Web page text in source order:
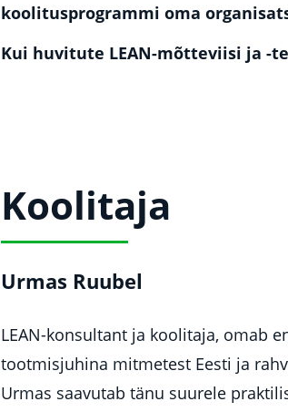
koolitusprogrammi oma
Kui huvitute LEAN-mõtteviisi ja -
Koolitaja
Urmas Ruubel
LEAN-konsultant ja koolitaja, omab
tootmisjuhina mitmetest Eesti ja
Urmas saavutab tänu suurele